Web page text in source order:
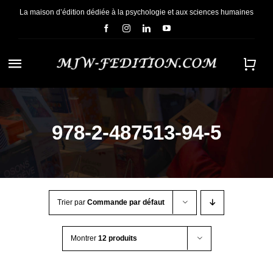
PasserLa maison d’édition dédiée à la psychologie et aux sciences humaines
Navigation
à
bascule
ACCUEIL
NOUS CONNAÎTRE
CONTACT
978-2-487513-94-5
Trier par Commande par défaut
Montrer 12 produits